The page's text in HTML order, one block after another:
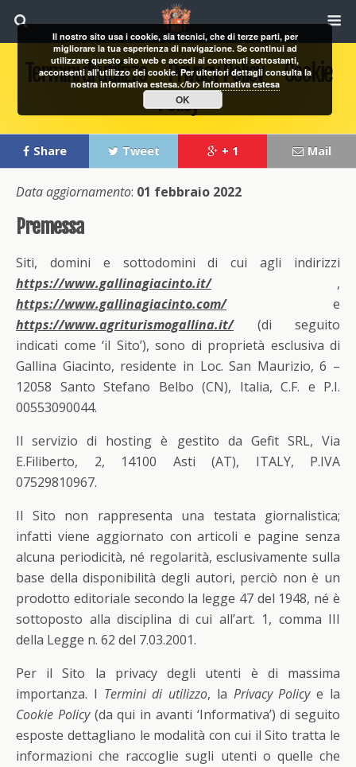
Termini di utilizzo – Privacy Policy – Cookie
Policy
Share Tweet + 1 Mail
Data aggiornamento: 01 febbraio 2022
Premessa
Siti, domini e sottodomini di cui agli indirizzi
https://www.gallinagiacinto.it/,
https://www.gallinagiacinto.com/e
https://www.agriturismogallina.it/(di seguito
indicati come ‘il Sito’), sono di proprietà esclusiva di
Gallina Giacinto, residente in Loc. San Maurizio, 6 –
12058 Santo Stefano Belbo (CN), Italia, C.F. e P.I.
00553090044.
Il servizio di hosting è gestito da Gefit SRL, Via
E.Filiberto, 2, 14100 Asti (AT), ITALY, P.IVA
07529810967.
Il Sito non rappresenta una testata giornalistica;
infatti viene aggiornato con articoli e pagine senza
alcuna periodicità, né regolarità, esclusivamente sulla
base della disponibilità degli autori, perciò non è un
prodotto editoriale secondo la legge 47 del 1948, né è
sottoposto alla disciplina di cui all’art. 1, comma III
della Legge n. 62 del 7.03.2001.
Per il Sito la privacy degli utenti è di massima
importanza. I Termini di utilizzo, la Privacy Policye la
Cookie Policy (da qui in avanti ‘Informativa’) di seguito
esposte dettagliano le modalità con cui il Sito tratta le
informazioni che raccoglie sugli utenti o quelle che
Il nostro sito usa i cookie, sia tecnici, che di terze parti, per
migliorare la tua esperienza di navigazione. Se continui ad
utilizzare questo sito web e accedi ai contenuti sottostanti,
acconsenti all'utilizzo dei cookie. Per ulteriori dettagli consulta la
nostra informativa estesa.</br>Informativa estesa
OK